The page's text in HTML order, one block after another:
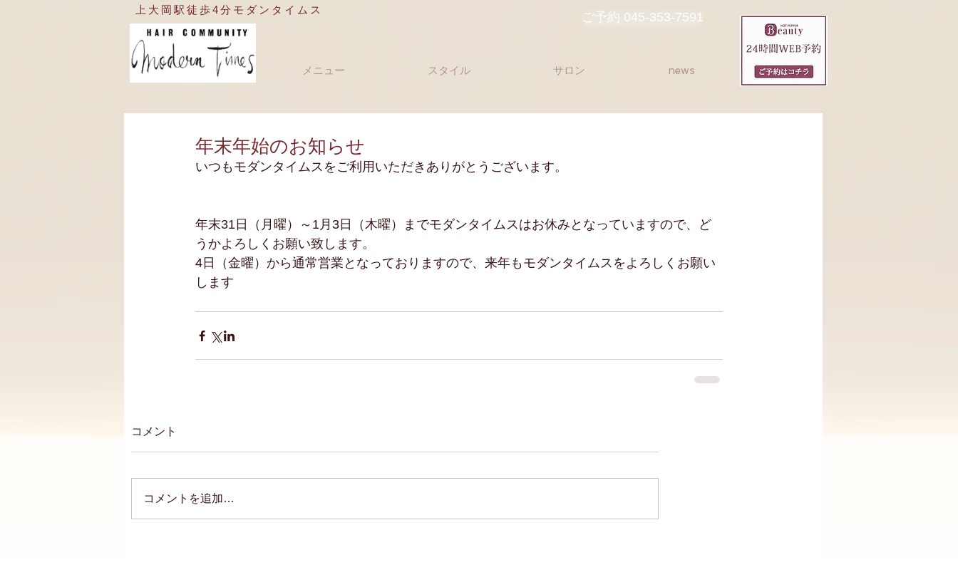
​上大岡駅徒歩4分 モダンタイムス ご予約 045-353-7591
メニュー スタイル サロン news
年末年始のお知らせ
いつもモダンタイムスをご利用いただきありがとうございます。
年末31日（月曜）～1月3日（木曜）までモダンタイムスはお休みとなっていますので、ど
うかよろしくお願い致します。
4日（金曜）から通常営業となっておりますので、来年もモダンタイムスをよろしくお願い
します
コメント
コメントを追加…